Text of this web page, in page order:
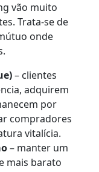
vão muito
Trata-se de
onde
– clientes
adquirem
por
compradores
vitalícia.
– manter um
mais barato